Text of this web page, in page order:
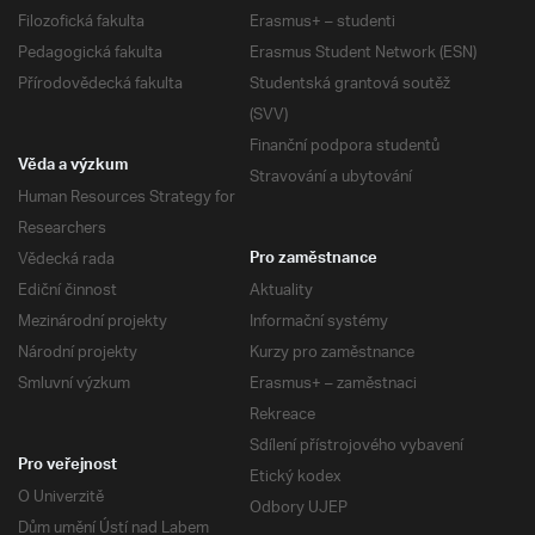
Filozofická fakulta
Pedagogická fakulta
Přírodovědecká fakulta
Erasmus+ – studenti
Erasmus Student Network (ESN)
Studentská grantová soutěž
(SVV)
Finanční podpora studentů
Stravování a ubytování
Věda a výzkum
Human Resources Strategy for
Researchers
Vědecká rada
Ediční činnost
Mezinárodní projekty
Národní projekty
Smluvní výzkum
Pro zaměstnance
Aktuality
Informační systémy
Kurzy pro zaměstnance
Erasmus+ – zaměstnaci
Rekreace
Sdílení přístrojového vybavení
Etický kodex
Odbory UJEP
Pro veřejnost
O Univerzitě